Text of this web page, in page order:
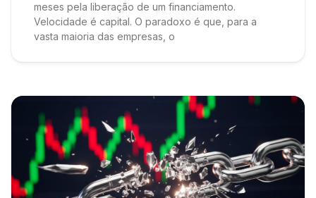
meses pela liberação de um financiamento.
Velocidade é capital. O paradoxo é que, para a
vasta maioria das empresas, o